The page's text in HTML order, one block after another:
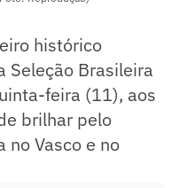
histórico
Seleção Brasileira
feira (11), aos
brilhar pelo
no Vasco e no